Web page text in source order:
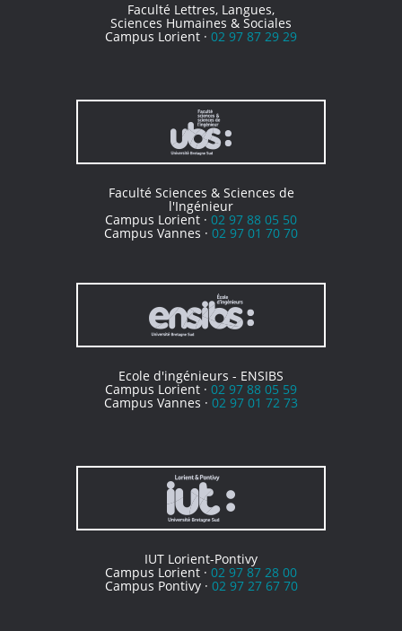
Faculté Lettres, Langues,
Sciences Humaines & Sociales
Campus Lorient · 02 97 87 29 29
Faculté Sciences & Sciences de
l'Ingénieur
Campus Lorient · 02 97 88 05 50
Campus Vannes · 02 97 01 70 70
Ecole d'ingénieurs - ENSIBS
Campus Lorient · 02 97 88 05 59
Campus Vannes · 02 97 01 72 73
IUT Lorient-Pontivy
Campus Lorient · 02 97 87 28 00
Campus Pontivy · 02 97 27 67 70